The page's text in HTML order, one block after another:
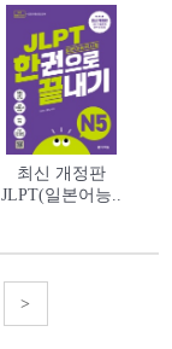
최신 개정판
JLPT(일본어능..
>